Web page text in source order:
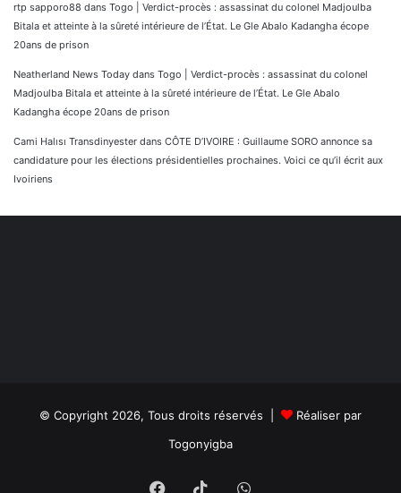
rtp sapporo88 dans Togo | Verdict-procès : assassinat du colonel Madjoulba
Bitala et atteinte à la sûreté intérieure de l’État. Le Gle Abalo Kadangha écope
20ans de prison
Neatherland News Today dans Togo | Verdict-procès : assassinat du colonel
Madjoulba Bitala et atteinte à la sûreté intérieure de l’État. Le Gle Abalo
Kadangha écope 20ans de prison
Cami Halısı Transdinyester dans CÔTE D’IVOIRE : Guillaume SORO annonce sa
candidature pour les élections présidentielles prochaines. Voici ce qu’il écrit aux
Ivoiriens
© Copyright 2026, Tous droits réservés |
Réaliser par
Togonyigba
Facebook
TikTokWhatsApp